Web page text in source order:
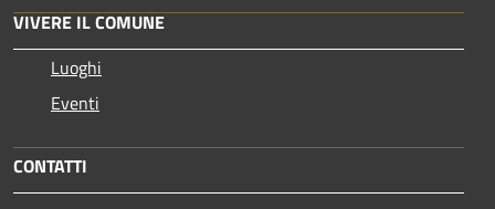
VIVERE IL COMUNE
Luoghi
Eventi
CONTATTI